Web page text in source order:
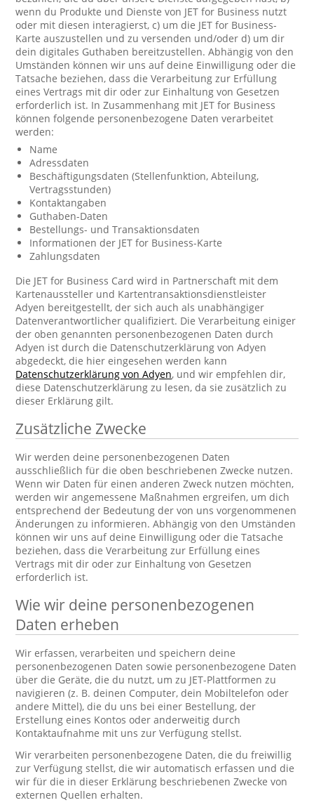
wenn du Produkte und Dienste von JET for Business nutzt
oder mit diesen interagierst, c) um die JET for Business-
Karte auszustellen und zu versenden und/oder d) um dir
dein digitales Guthaben bereitzustellen. Abhängig von den
Umständen können wir uns auf deine Einwilligung oder die
Tatsache beziehen, dass die Verarbeitung zur Erfüllung
eines Vertrags mit dir oder zur Einhaltung von Gesetzen
erforderlich ist. In Zusammenhang mit JET for Business
können folgende personenbezogene Daten verarbeitet
werden:
Name
Adressdaten
Beschäftigungsdaten (Stellenfunktion, Abteilung,
Vertragsstunden)
Kontaktangaben
Guthaben-Daten
Bestellungs- und Transaktionsdaten
Informationen der JET for Business-Karte
Zahlungsdaten
Die JET for Business Card wird in Partnerschaft mit dem
Kartenaussteller und Kartentransaktionsdienstleister
Adyen bereitgestellt, der sich auch als unabhängiger
Datenverantwortlicher qualifiziert. Die Verarbeitung einiger
der oben genannten personenbezogenen Daten durch
Adyen ist durch die Datenschutzerklärung von Adyen
abgedeckt, die hier eingesehen werden kann
Datenschutzerklärung von Adyen, und wir empfehlen dir,
diese Datenschutzerklärung zu lesen, da sie zusätzlich zu
dieser Erklärung gilt.
Zusätzliche Zwecke
Wir werden deine personenbezogenen Daten
ausschließlich für die oben beschriebenen Zwecke nutzen.
Wenn wir Daten für einen anderen Zweck nutzen möchten,
werden wir angemessene Maßnahmen ergreifen, um dich
entsprechend der Bedeutung der von uns vorgenommenen
Änderungen zu informieren. Abhängig von den Umständen
können wir uns auf deine Einwilligung oder die Tatsache
beziehen, dass die Verarbeitung zur Erfüllung eines
Vertrags mit dir oder zur Einhaltung von Gesetzen
erforderlich ist.
Wie wir deine personenbezogenen
Daten erheben
Wir erfassen, verarbeiten und speichern deine
personenbezogenen Daten sowie personenbezogene Daten
über die Geräte, die du nutzt, um zu JET-Plattformen zu
navigieren (z. B. deinen Computer, dein Mobiltelefon oder
andere Mittel), die du uns bei einer Bestellung, der
Erstellung eines Kontos oder anderweitig durch
Kontaktaufnahme mit uns zur Verfügung stellst.
Wir verarbeiten personenbezogene Daten, die du freiwillig
zur Verfügung stellst, die wir automatisch erfassen und die
wir für die in dieser Erklärung beschriebenen Zwecke von
externen Quellen erhalten.